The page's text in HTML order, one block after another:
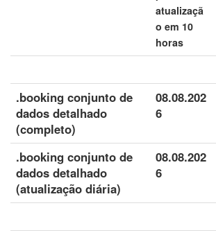
atualizaçã
o em 10
horas
.booking conjunto de
dados detalhado
(completo)
08.08.202
6
.booking conjunto de
dados detalhado
(atualização diária)
08.08.202
6